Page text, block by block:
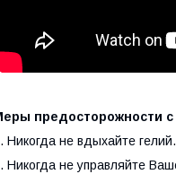
предосторожности с
Никогда не вдыхайте
Никогда не управляйте